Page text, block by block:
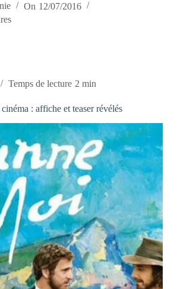
On 12/07/2016
Temps de lecture 2 min
: affiche et teaser révélés